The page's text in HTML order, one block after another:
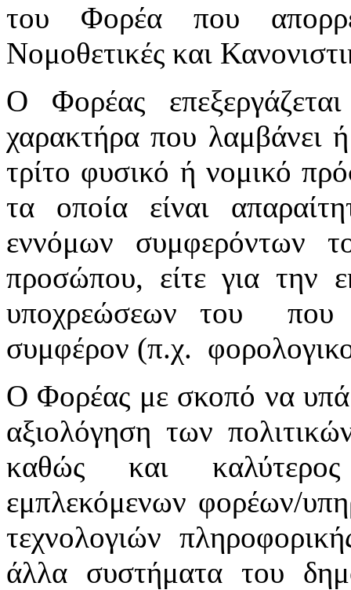
του Φορέα που
Νομοθετικές και
Ο Φορέας
χαρακτήρα που λαμβάνει
τρίτο φυσικό ή νομικό
τα οποία είναι
εννόμων συμφερόντων
προσώπου, είτε για την
υποχρεώσεων του που
συμφέρον (π.χ.
Ο Φορέας με σκοπό να
αξιολόγηση των
καθώς και
εμπλεκόμενων φορέων/
τεχνολογιών
άλλα συστήματα του